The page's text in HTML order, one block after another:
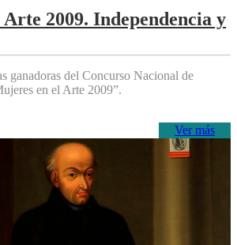
2009. Independencia y
ganadoras del Concurso Nacional de
en el Arte 2009”.
Ver más